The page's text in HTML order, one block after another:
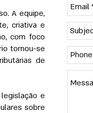
A equipe,
criativa e
com foco
tornou-se
de
e
sobre